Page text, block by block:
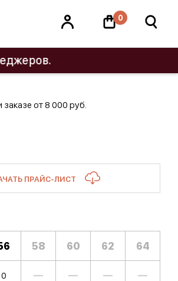
0
заказе от 8 000 руб.
ПРАЙС-ЛИСТ
58 60 62 64
— — — —